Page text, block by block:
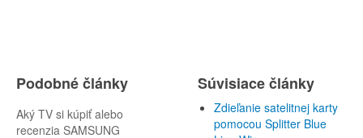
Podobné články
Aký TV si kúpiť alebo
recenzia SAMSUNG
Súvisiace články
Zdieľanie satelitnej karty
pomocou Splitter Blue